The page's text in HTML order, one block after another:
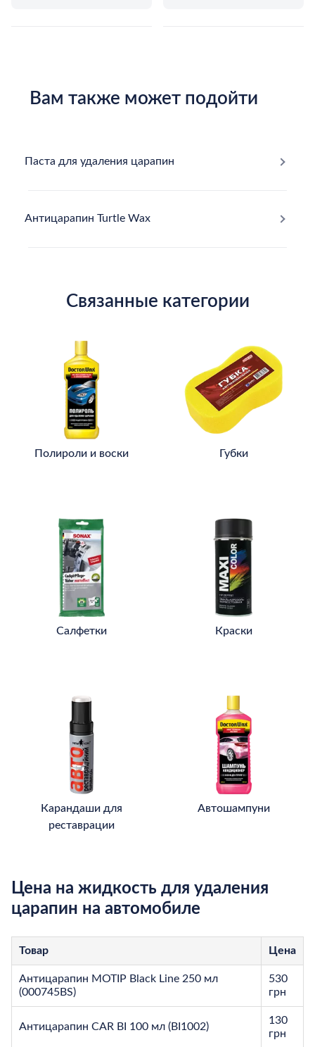
Вам также может подойти
Паста для удаления царапин
Антицарапин Turtle Wax
Связанные категории
Полироли и воски Губки
Салфетки Краски
Карандаши для
реставрации
Автошампуни
Цена на жидкость для удаления
царапин на автомобиле
Товар Цена
Антицарапин MOTIP Black Line 250 мл
(000745BS)
530
грн
Антицарапин CAR BI 100 мл (BI1002)
130
грн